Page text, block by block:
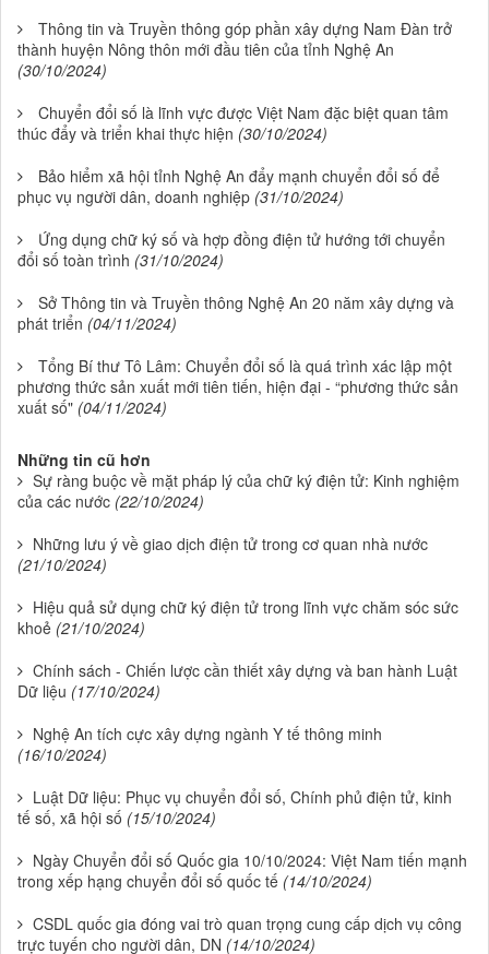
Thông tin và Truyền thông góp phần xây dựng Nam Đàn trở
thành huyện Nông thôn mới đầu tiên của tỉnh Nghệ An
(30/10/2024)
Chuyển đổi số là lĩnh vực được Việt Nam đặc biệt quan tâm
thúc đẩy và triển khai thực hiện (30/10/2024)
Bảo hiểm xã hội tỉnh Nghệ An đẩy mạnh chuyển đổi số để
phục vụ người dân, doanh nghiệp (31/10/2024)
Ứng dụng chữ ký số và hợp đồng điện tử hướng tới chuyển
đổi số toàn trình (31/10/2024)
Sở Thông tin và Truyền thông Nghệ An 20 năm xây dựng và
phát triển (04/11/2024)
Tổng Bí thư Tô Lâm: Chuyển đổi số là quá trình xác lập một
phương thức sản xuất mới tiên tiến, hiện đại - “phương thức sản
xuất số" (04/11/2024)
Những tin cũ hơn
Sự ràng buộc về mặt pháp lý của chữ ký điện tử: Kinh nghiệm
của các nước (22/10/2024)
Những lưu ý về giao dịch điện tử trong cơ quan nhà nước
(21/10/2024)
Hiệu quả sử dụng chữ ký điện tử trong lĩnh vực chăm sóc sức
khoẻ (21/10/2024)
Chính sách - Chiến lược cần thiết xây dựng và ban hành Luật
Dữ liệu (17/10/2024)
Nghệ An tích cực xây dựng ngành Y tế thông minh
(16/10/2024)
Luật Dữ liệu: Phục vụ chuyển đổi số, Chính phủ điện tử, kinh
tế số, xã hội số (15/10/2024)
Ngày Chuyển đổi số Quốc gia 10/10/2024: Việt Nam tiến mạnh
trong xếp hạng chuyển đổi số quốc tế (14/10/2024)
CSDL quốc gia đóng vai trò quan trọng cung cấp dịch vụ công
trực tuyến cho người dân, DN (14/10/2024)